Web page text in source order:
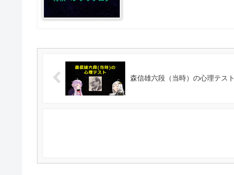
森信雄六段（当時）の心理テスト